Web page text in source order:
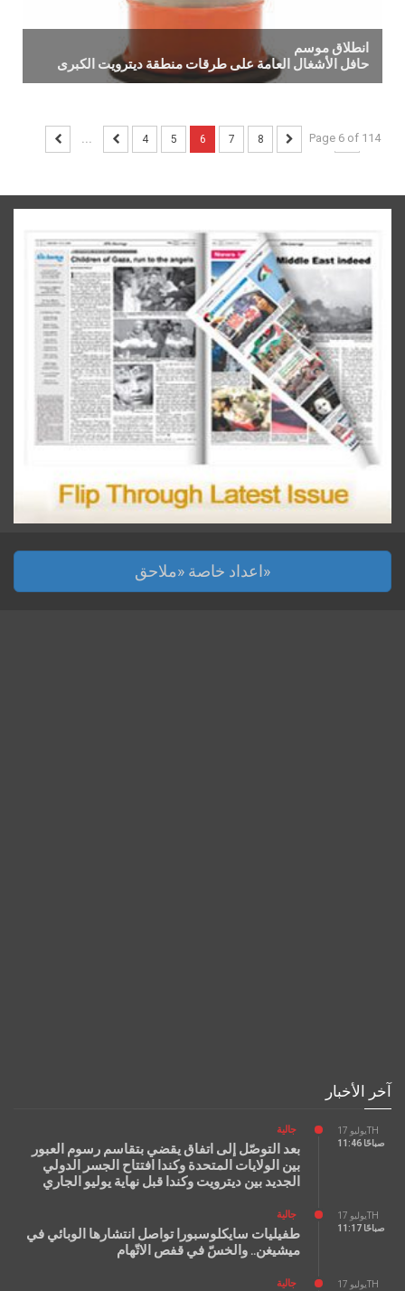
انطلاق موسم
حافل الأشغال العامة على طرقات منطقة ديترويت الكبرى
Page 6 of 114
... 4 5 6 7 8 ...
اعداد خاصة «ملاحق»
آخر الأخبار
يوليو 17TH
11:46 صباحًا
جالية
بعد التوصّل إلى اتفاق يقضي بتقاسم رسوم العبور
بين الولايات المتحدة وكندا افتتاح الجسر الدولي
الجديد بين ديترويت وكندا قبل نهاية يوليو الجاري
يوليو 17TH
11:17 صباحًا
جالية
طفيليات سايكلوسبورا تواصل انتشارها الوبائي في
ميشيغن.. والخسّ في قفص الاتّهام
يوليو 17TH
جالية